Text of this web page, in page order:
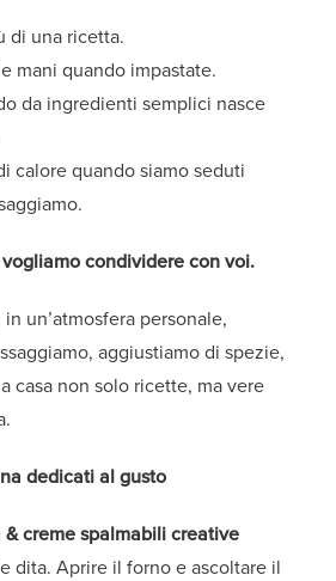
di una ricetta.
mani quando impastate.
da ingredienti semplici nasce
calore quando siamo seduti
condividere con voi.
un’atmosfera personale,
aggiustiamo di spezie,
casa non solo ricette, ma vere
dedicati al gusto
creme spalmabili creative
dita. Aprire il forno e ascoltare il